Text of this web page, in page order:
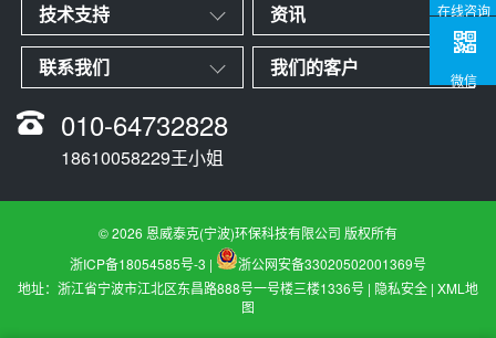
技术支持 资讯
联系我们 我们的客户
010-64732828
18610058229王小姐
© 2026 恩威泰克(宁波)环保科技有限公司 版权所有
浙ICP备18054585号-3 |
浙公网安备33020502001369号
地址：浙江省宁波市江北区东昌路888号一号楼三楼1336号 | 隐私安全 | XML地
图
在线咨询
微信